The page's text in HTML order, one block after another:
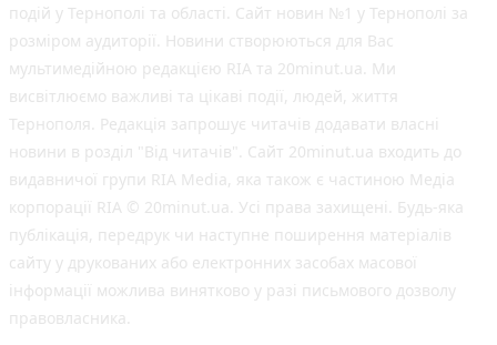
подій у Тернополі та області. Сайт новин №1 у Тернополі за
розміром аудиторії. Новини створюються для Вас
мультимедійною редакцією RIA та 20minut.ua. Ми
висвітлюємо важливі та цікаві події, людей, життя
Тернополя. Редакція запрошує читачів додавати власні
новини в розділ "Від читачів". Сайт 20minut.ua входить до
видавничої групи RIA Media, яка також є частиною Медіа
корпорації RIA © 20minut.ua. Усі права захищені. Будь-яка
публiкацiя, передрук чи наступне поширення матеріалів
сайту у друкованих або електронних засобах масової
інформації можлива винятково у разі письмового дозволу
правовласника.